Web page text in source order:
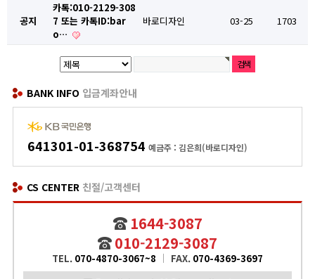
공지
카톡:010-2129-308
7 또는 카톡ID:bar
o…
바로디자인 03-25 1703
BANK INFO 입금계좌안내
641301-01-368754 예금주 : 김은희(바로디자인)
CS CENTER 친절/고객센터
1644-3087
010-2129-3087
TEL. 070-4870-3067~8 FAX. 070-4369-3697